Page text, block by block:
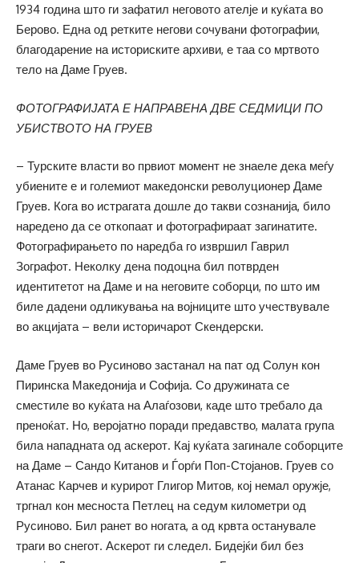
1934 година што ги зафатил неговото ателје и куќата во
Берово. Една од ретките негови сочувани фотографии,
благодарение на историските архиви, е таа со мртвото
тело на Даме Груев.
ФОТОГРАФИЈАТА Е НАПРАВЕНА ДВЕ СЕДМИЦИ ПО
УБИСТВОТО НА ГРУЕВ
– Турските власти во првиот момент не знаеле дека меѓу
убиените е и големиот македонски револуционер Даме
Груев. Кога во истрагата дошле до такви сознанија, било
наредено да се откопаат и фотографираат загинатите.
Фотографирањето по наредба го извршил Гаврил
Зографот. Неколку дена подоцна бил потврден
идентитетот на Даме и на неговите соборци, по што им
биле дадени одликувања на војниците што учествувале
во акцијата – вели историчарот Скендерски.
Даме Груев во Русиново застанал на пат од Солун кон
Пиринска Македонија и Софија. Со дружината се
сместиле во куќата на Алаѓозови, каде што требало да
преноќат. Но, веројатно поради предавство, малата група
била нападната од аскерот. Кај куќата загинале соборците
на Даме – Сандо Китанов и Ѓорѓи Поп-Стојанов. Груев со
Атанас Карчев и курирот Глигор Митов, кој немал оружје,
тргнал кон месноста Петлец на седум километри од
Русиново. Бил ранет во ногата, а од крвта останувале
траги во снегот. Аскерот ги следел. Бидејќи бил без